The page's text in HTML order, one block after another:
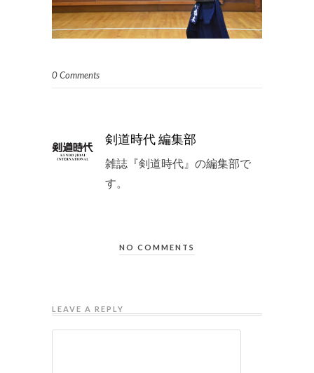
0 Comments
剣道時代 編集部
雑誌『剣道時代』の編集部で
す。
NO COMMENTS
LEAVE A REPLY